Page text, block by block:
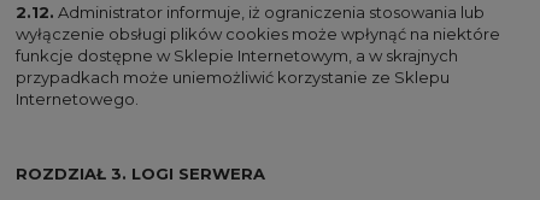
2.12. Administrator informuje, iż ograniczenia stosowania lub
wyłączenie obsługi plików cookies może wpłynąć na niektóre
funkcje dostępne w Sklepie Internetowym, a w skrajnych
przypadkach może uniemożliwić korzystanie ze Sklepu
Internetowego.
ROZDZIAŁ 3. LOGI SERWERA